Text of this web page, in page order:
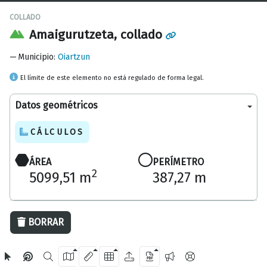
OpenStreetMap
COLLADO
Amaigurutzeta, collado
Municipio: Oiartzun
El límite de este elemento no está regulado de forma legal.
Datos geométricos
CÁLCULOS
ÁREA
5099,51 m2
PERÍMETRO
387,27 m
BORRAR